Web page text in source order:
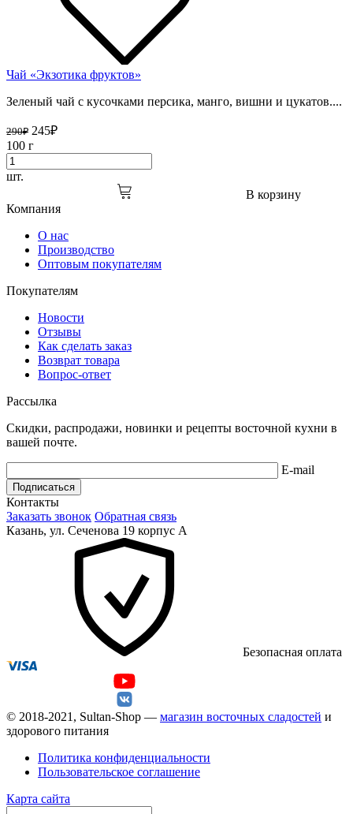
Чай «Экзотика фруктов»
Зеленый чай с кусочками персика, манго, вишни и цукатов....
290₽ 245₽
100 г
шт.
В корзину
Компания
О нас
Производство
Оптовым покупателям
Покупателям
Новости
Отзывы
Как сделать заказ
Возврат товара
Вопрос-ответ
Рассылка
Скидки, распродажи, новинки и рецепты восточной кухни в
вашей почте.
E-mail
Подписаться
Контакты
Заказать звонок Обратная связь
Казань, ул. Сеченова 19 корпус А
Безопасная оплата
© 2018-2021, Sultan-Shop — магазин восточных сладостей и
здорового питания
Политика конфиденциальности
Пользовательское соглашение
Карта сайта